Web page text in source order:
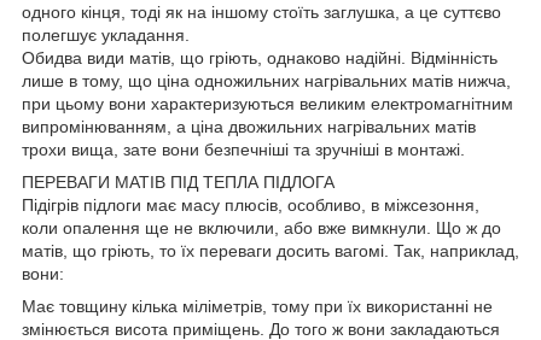
одного кінця, тоді як на іншому стоїть заглушка, а це суттєво
полегшує укладання.
Обидва види матів, що гріють, однаково надійні. Відмінність
лише в тому, що ціна одножильних нагрівальних матів нижча,
при цьому вони характеризуються великим електромагнітним
випромінюванням, а ціна двожильних нагрівальних матів
трохи вища, зате вони безпечніші та зручніші в монтажі.
ПЕРЕВАГИ МАТІВ ПІД ТЕПЛА ПІДЛОГА
Підігрів підлоги має масу плюсів, особливо, в міжсезоння,
коли опалення ще не включили, або вже вимкнули. Що ж до
матів, що гріють, то їх переваги досить вагомі. Так, наприклад,
вони:
Має товщину кілька міліметрів, тому при їх використанні не
змінюється висота приміщень. До того ж вони закладаються